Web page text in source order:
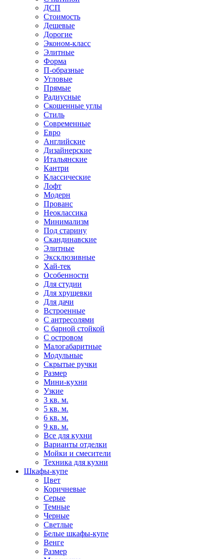
ДСП
Стоимость
Дешевые
Дорогие
Эконом-класс
Элитные
Форма
П-образные
Угловые
Прямые
Радиусные
Скошенные углы
Стиль
Современные
Евро
Английские
Дизайнерские
Итальянские
Кантри
Классические
Лофт
Модерн
Прованс
Неоклассика
Минимализм
Под старину
Скандинавские
Элитные
Эксклюзивные
Хай-тек
Особенности
Для студии
Для хрущевки
Для дачи
Встроенные
С антресолями
С барной стойкой
С островом
Малогабаритные
Модульные
Скрытые ручки
Размер
Мини-кухни
Узкие
3 кв. м.
5 кв. м.
6 кв. м.
9 кв. м.
Все для кухни
Варианты отделки
Мойки и смесители
Техника для кухни
Шкафы-купе
Цвет
Коричневые
Серые
Темные
Черные
Светлые
Белые шкафы-купе
Венге
Размер